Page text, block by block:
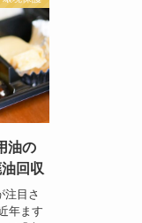
油の
回収
注目さ
年ます